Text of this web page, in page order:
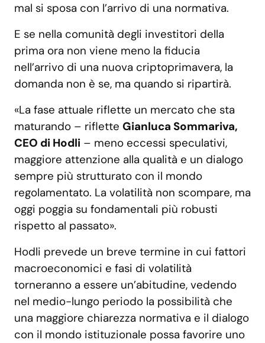
mal si sposa con l’arrivo di una normativa.
E se nella comunità degli investitori della
prima ora non viene meno la fiducia
nell’arrivo di una nuova criptoprimavera, la
domanda non è se, ma quando si ripartirà.
«La fase attuale riflette un mercato che sta
maturando – riflette Gianluca Sommariva,
CEO di Hodli – meno eccessi speculativi,
maggiore attenzione alla qualità e un dialogo
sempre più strutturato con il mondo
regolamentato. La volatilità non scompare, ma
oggi poggia su fondamentali più robusti
rispetto al passato».
Hodli prevede un breve termine in cui fattori
macroeconomici e fasi di volatilità
torneranno a essere un’abitudine, vedendo
nel medio-lungo periodo la possibilità che
una maggiore chiarezza normativa e il dialogo
con il mondo istituzionale possa favorire uno